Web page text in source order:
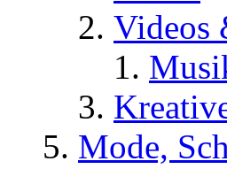
Videos
Mode,